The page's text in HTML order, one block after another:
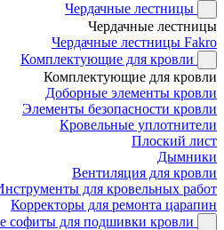
Чердачные лестницы
Чердачные лестницы
Чердачные лестницы Fakro
Комплектующие для кровли
Комплектующие для кровли
Доборные элементы кровли
Элементы безопасности кровли
Кровельные уплотнители
Плоский лист
Дымники
Вентиляция для кровли
для кровельных работ
Корректоры для ремонта царапин
софиты для подшивки кровли